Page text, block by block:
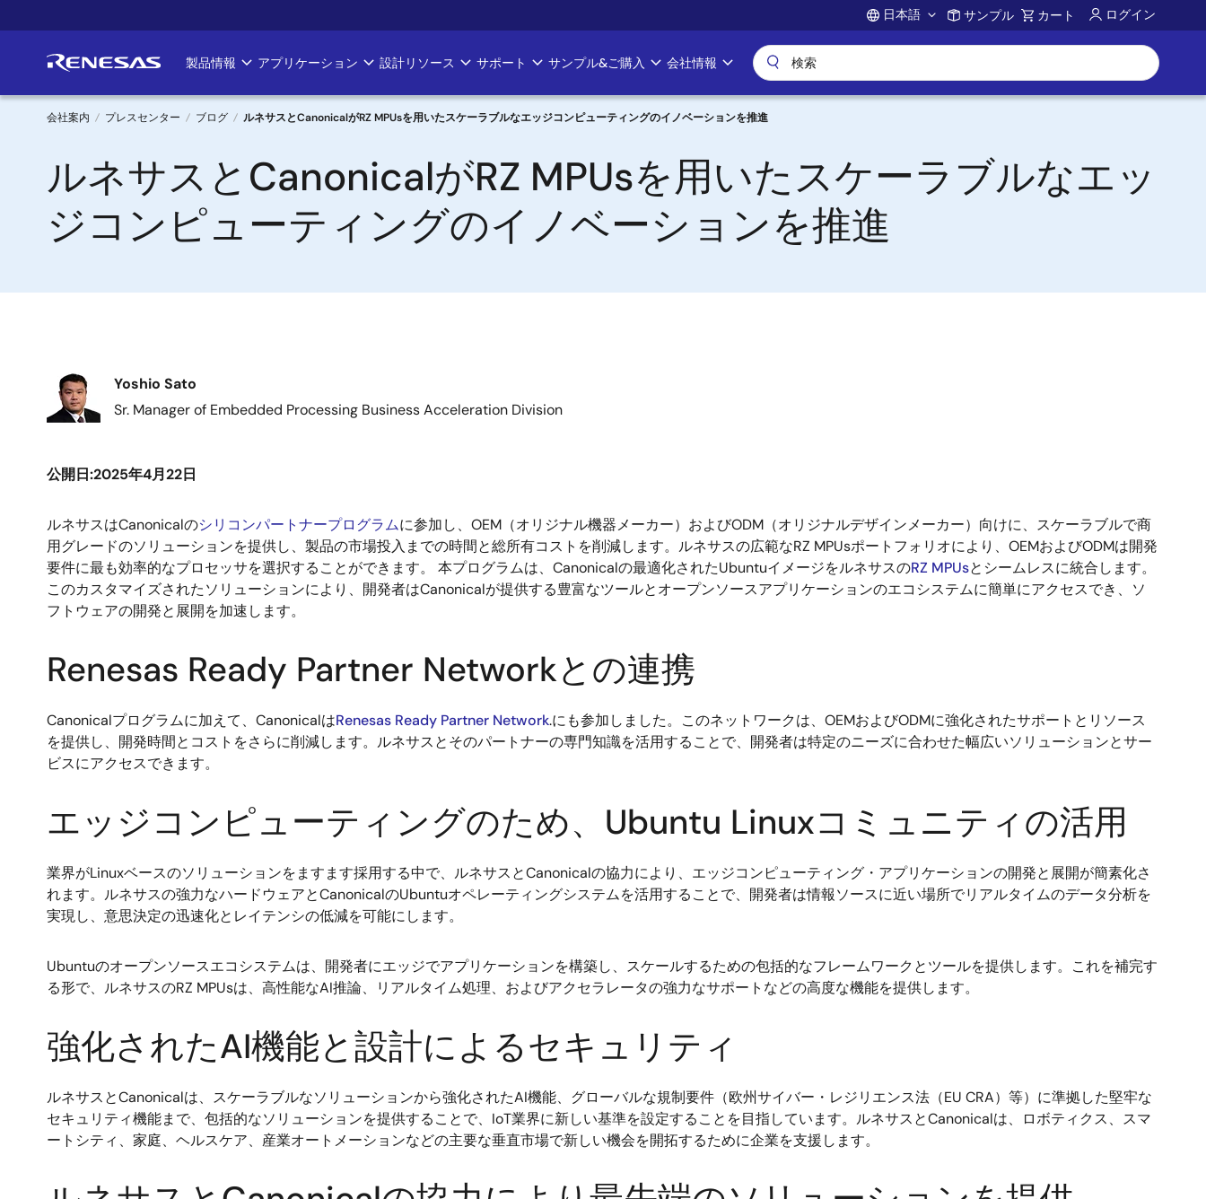
イ
ン
Account
日本語 サンプル カート ログイン
Main
navigation
製品情報 アプリケーション 設計リソース サポート サンプル&ご購入 会社情報
パ
ン
く
会社案内 プレスセンター ブログ ルネサスとCanonicalがRZ MPUsを用いたスケーラブルなエッジコンピューティングのイノベーションを推進
ルネサスとCanonicalがRZ MPUsを用いたスケーラブルなエッ
ジコンピューティングのイノベーションを推進
画
像
Yoshio Sato
Sr. Manager of Embedded Processing Business Acceleration Division
公開日:2025年4月22日
ルネサスはCanonicalのシリコンパートナープログラムに参加し、OEM（オリジナル機器メーカー）およびODM（オリジナルデザインメーカー）向けに、スケーラブルで商
用グレードのソリューションを提供し、製品の市場投入までの時間と総所有コストを削減します。ルネサスの広範なRZ MPUsポートフォリオにより、OEMおよびODMは開発
要件に最も効率的なプロセッサを選択することができます。 本プログラムは、Canonicalの最適化されたUbuntuイメージをルネサスのRZ MPUsとシームレスに統合します。
このカスタマイズされたソリューションにより、開発者はCanonicalが提供する豊富なツールとオープンソースアプリケーションのエコシステムに簡単にアクセスでき、ソ
フトウェアの開発と展開を加速します。
Renesas Ready Partner Networkとの連携
Canonicalプログラムに加えて、CanonicalはRenesas Ready Partner Network.にも参加しました。このネットワークは、OEMおよびODMに強化されたサポートとリソース
を提供し、開発時間とコストをさらに削減します。ルネサスとそのパートナーの専門知識を活用することで、開発者は特定のニーズに合わせた幅広いソリューションとサー
ビスにアクセスできます。
エッジコンピューティングのため、Ubuntu Linuxコミュニティの活用
業界がLinuxベースのソリューションをますます採用する中で、ルネサスとCanonicalの協力により、エッジコンピューティング・アプリケーションの開発と展開が簡素化さ
れます。ルネサスの強力なハードウェアとCanonicalのUbuntuオペレーティングシステムを活用することで、開発者は情報ソースに近い場所でリアルタイムのデータ分析を
実現し、意思決定の迅速化とレイテンシの低減を可能にします。
Ubuntuのオープンソースエコシステムは、開発者にエッジでアプリケーションを構築し、スケールするための包括的なフレームワークとツールを提供します。これを補完す
る形で、ルネサスのRZ MPUsは、高性能なAI推論、リアルタイム処理、およびアクセラレータの強力なサポートなどの高度な機能を提供します。
強化されたAI機能と設計によるセキュリティ
ルネサスとCanonicalは、スケーラブルなソリューションから強化されたAI機能、グローバルな規制要件（欧州サイバー・レジリエンス法（EU CRA）等）に準拠した堅牢な
セキュリティ機能まで、包括的なソリューションを提供することで、IoT業界に新しい基準を設定することを目指しています。ルネサスとCanonicalは、ロボティクス、スマ
ートシティ、家庭、ヘルスケア、産業オートメーションなどの主要な垂直市場で新しい機会を開拓するために企業を支援します。